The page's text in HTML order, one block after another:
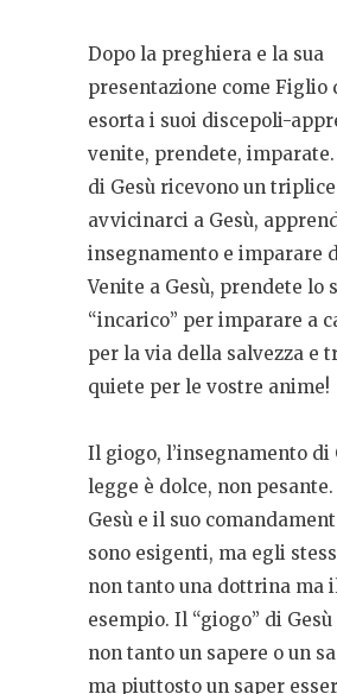
Dopo la preghiera e la sua
presentazione come Figlio
esorta i suoi discepoli-
venite, prendete,
di Gesù ricevono un
avvicinarci a Gesù,
insegnamento e imparare
Venite a Gesù, prendete lo
“incarico” per imparare a
per la via della salvezza e
quiete per le vostre anime!
Il giogo, l’insegnamento di
legge è dolce, non
Gesù e il suo
sono esigenti, ma egli
non tanto una dottrina ma
esempio. Il “giogo” di
non tanto un sapere o un
ma piuttosto un saper